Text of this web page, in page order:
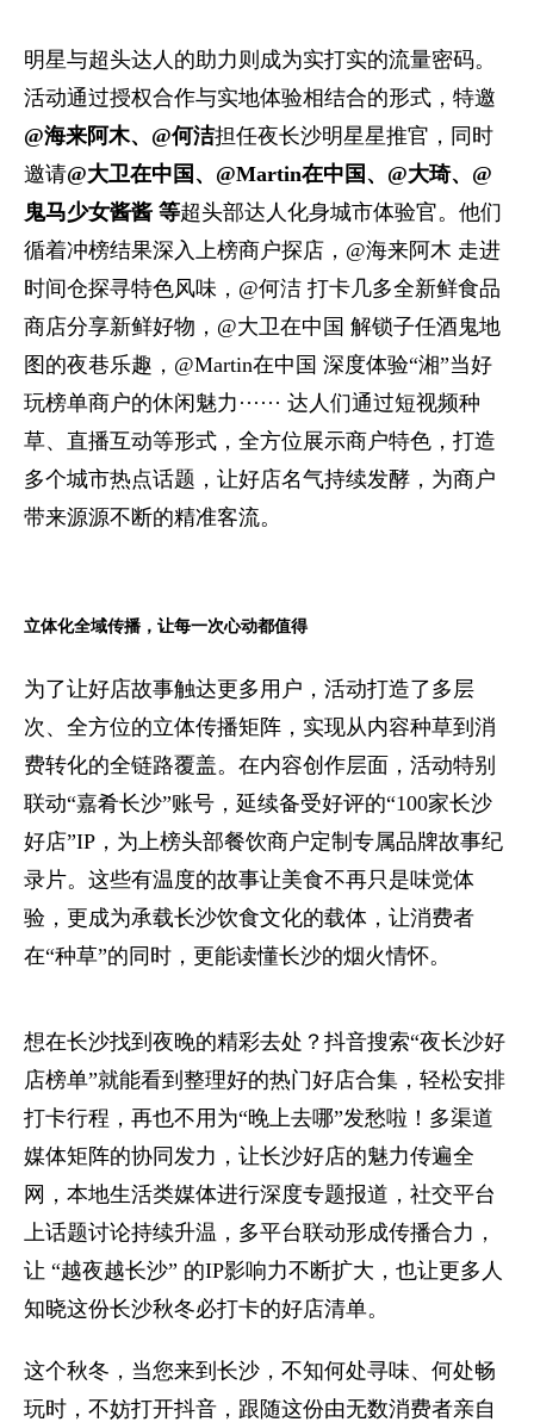
明星与超头达人的助力则成为实打实的流量密码。
活动通过授权合作与实地体验相结合的形式，特邀
@海来阿木、 @何洁担任夜长沙明星星推官，同时
邀请@大卫在中国、 @Martin在中国、 @大琦、 @
鬼马少女酱酱 等超头部达人化身城市体验官。他们
循着冲榜结果深入上榜商户探店，@海来阿木 走进
时间仓探寻特色风味，@何洁 打卡几多全新鲜食品
商店分享新鲜好物，@大卫在中国 解锁子任酒鬼地
图的夜巷乐趣，@Martin在中国 深度体验“湘”当好
玩榜单商户的休闲魅力······ 达人们通过短视频种
草、直播互动等形式，全方位展示商户特色，打造
多个城市热点话题，让好店名气持续发酵，为商户
带来源源不断的精准客流。
立体化全域传播，让每一次心动都值得
为了让好店故事触达更多用户，活动打造了多层
次、全方位的立体传播矩阵，实现从内容种草到消
费转化的全链路覆盖。在内容创作层面，活动特别
联动“嘉肴长沙”账号，延续备受好评的“100家长沙
好店”IP，为上榜头部餐饮商户定制专属品牌故事纪
录片。这些有温度的故事让美食不再只是味觉体
验，更成为承载长沙饮食文化的载体，让消费者
在“种草”的同时，更能读懂长沙的烟火情怀。
想在长沙找到夜晚的精彩去处？抖音搜索“夜长沙好
店榜单”就能看到整理好的热门好店合集，轻松安排
打卡行程，再也不用为“晚上去哪”发愁啦！多渠道
媒体矩阵的协同发力，让长沙好店的魅力传遍全
网，本地生活类媒体进行深度专题报道，社交平台
上话题讨论持续升温，多平台联动形成传播合力，
让 “越夜越长沙” 的IP影响力不断扩大，也让更多人
知晓这份长沙秋冬必打卡的好店清单。
这个秋冬，当您来到长沙，不知何处寻味、何处畅
玩时，不妨打开抖音，跟随这份由无数消费者亲自